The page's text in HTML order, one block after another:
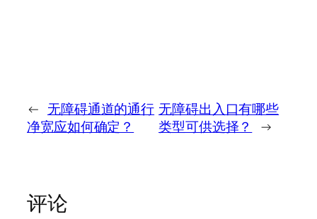
← 无障碍通道的通行
净宽应如何确定？
无障碍出入口有哪些
类型可供选择？
→
评论